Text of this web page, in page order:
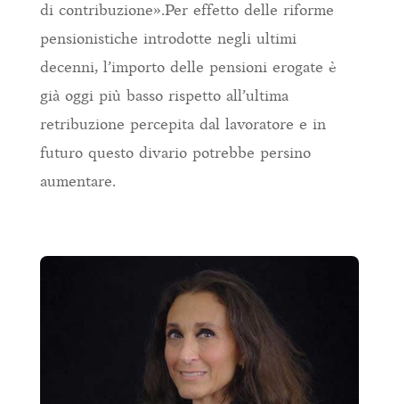
di contribuzione».Per effetto delle riforme
pensionistiche introdotte negli ultimi
decenni, l’importo delle pensioni erogate è
già oggi più basso rispetto all’ultima
retribuzione percepita dal lavoratore e in
futuro questo divario potrebbe persino
aumentare.